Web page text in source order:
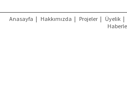
Anasayfa | Hakkımızda | Projeler | Üyelik |